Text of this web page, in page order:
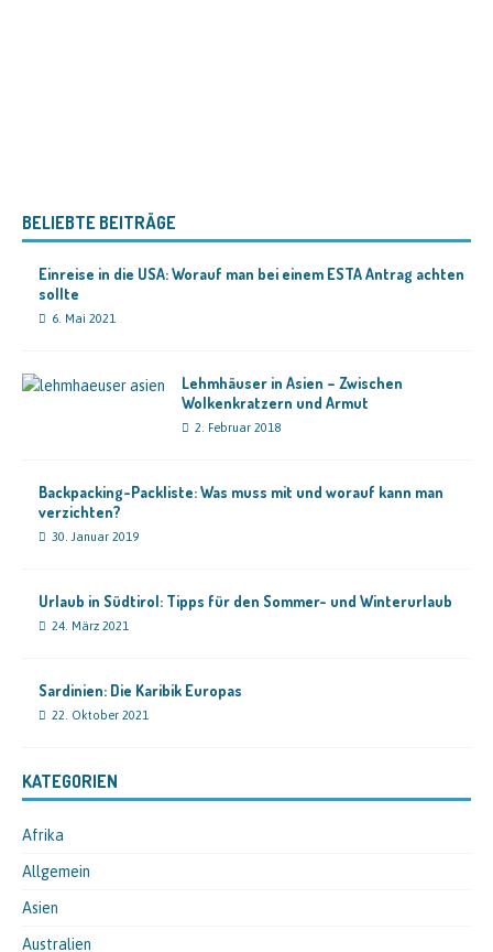
BELIEBTE BEITRÄGE
Einreise in die USA: Worauf man bei einem ESTA Antrag achten
sollte
6. Mai 2021
Lehmhäuser in Asien – Zwischen
Wolkenkratzern und Armut
2. Februar 2018
Backpacking-Packliste: Was muss mit und worauf kann man
verzichten?
30. Januar 2019
Urlaub in Südtirol: Tipps für den Sommer- und Winterurlaub
24. März 2021
Sardinien: Die Karibik Europas
22. Oktober 2021
KATEGORIEN
Afrika
Allgemein
Asien
Australien